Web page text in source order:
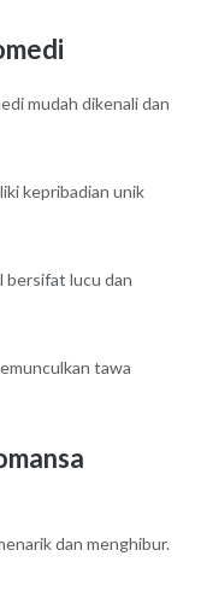
mudah dikenali dan
kepribadian unik
bersifat lucu dan
tawa
dan menghibur.